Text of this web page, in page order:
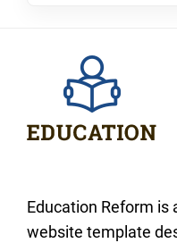
Education Reform is
website template